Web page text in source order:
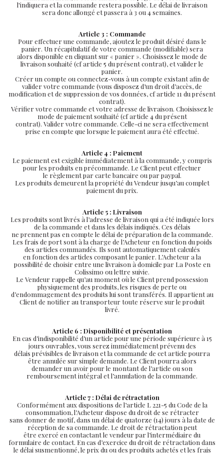
l'indiquera et la commande restera possible. Le délai de livraison
sera donc allongé et passera à 3 ou 4 semaines.
Article 3 : Commande
Pour effectuer une commande, ajoutez le produit désiré dans le
panier. Un récapitulatif de votre commande (modifiable) sera
alors disponible en cliquant sur « panier ». Choisissez le mode de
livraison souhaité (cf article 5 du présent contrat), et valider le
panier.
Créer un compte ou connectez-vous à un compte existant afin de
valider votre commande (vous disposez d’un droit d’accès, de
modification et de suppression de vos données, cf article 11 du présent
contrat).
Vérifier votre commande et votre adresse de livraison. Choisissez le
mode de paiement souhaité (cf article 4 du présent
contrat). Valider votre commande. Celle-ci ne sera effectivement
prise en compte que lorsque le paiement aura été effectué.
Article 4 : Paiement
Le paiement est exigible immédiatement à la commande, y compris
pour les produits en précommande. Le Client peut effectuer
le règlement par carte bancaire ou par paypal.
Les produits demeurent la propriété du Vendeur jusqu’au complet
paiement du prix.
Article 5 : Livraison
Les produits sont livrés à l’adresse de livraison qui a été indiquée lors
de la commande et dans les délais indiqués. Ces délais
ne prennent pas en compte le délai de préparation de la commande.
Les frais de port sont à la charge de l’Acheteur en fonction du poids
des articles commandés. Ils sont automatiquement calculés
en fonction des articles composant le panier. L’Acheteur a la
possibilité de choisir entre une livraison à domicile par La Poste en
Colissimo ou lettre suivie.
Le Vendeur rappelle qu’au moment où le Client prend possession
physiquement des produits, les risques de perte ou
d’endommagement des produits lui sont transférés. Il appartient au
Client de notifier au transporteur toute réserve sur le produit
livré.
Article 6 : Disponibilité et présentation
En cas d’indisponibilité d’un article pour une période supérieure à 15
jours ouvrables, vous serez immédiatement prévenu des
délais prévisibles de livraison et la commande de cet article pourra
être annulée sur simple demande. Le Client pourra alors
demander un avoir pour le montant de l’article ou son
remboursement intégral et l’annulation de la commande.
Article 7 : Délai de rétractation
Conformément aux dispositions de l’article L 221-5 du Code de la
consommation, l’Acheteur dispose du droit de se rétracter
sans donner de motif, dans un délai de quatorze (14) jours à la date de
réception de sa commande. Le droit de rétractation peut
être exercé en contactant le vendeur par l’intermédiaire du
formulaire de contact. En cas d’exercice du droit de rétractation dans
le délai susmentionné, le prix du ou des produits achetés et les frais